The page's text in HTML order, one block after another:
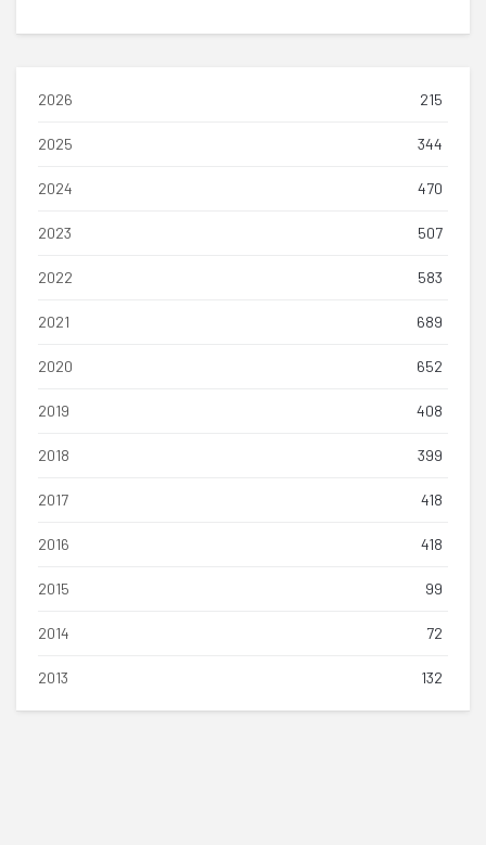
2026 215
2025 344
2024 470
2023 507
2022 583
2021 689
2020 652
2019 408
2018 399
2017 418
2016 418
2015 99
2014 72
2013 132